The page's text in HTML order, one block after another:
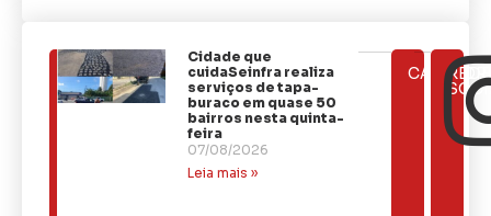
ÚLTIMAS
NOTÍCIAS
Cidade que
cuidaSeinfra realiza
serviços de tapa-
buraco em quase 50
bairros nesta quinta-
feira
07/08/2026
Leia mais »